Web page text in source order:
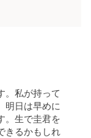
。私が持って
明日は早めに
。生で圭君を
きるかもしれ